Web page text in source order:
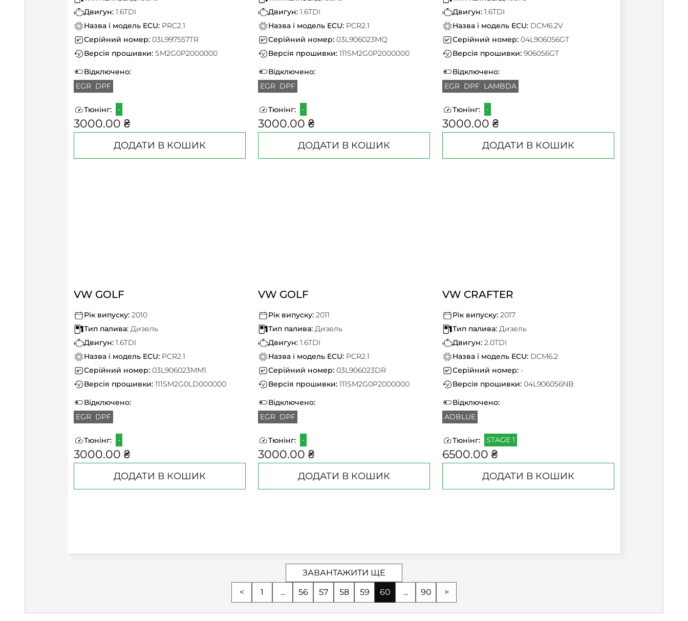
Двигун: 1.6TDI
Назва і модель ECU: PRC2.1
Серійний номер: 03L997557TR
Версія прошивки: SM2G0P2000000
Відключено:
EGR DPF
Тюнінг: -
3000.00 ₴
ДОДАТИ В КОШИК
Двигун: 1.6TDI
Назва і модель ECU: PCR2.1
Серійний номер: 03L906023MQ
Версія прошивки: 111SM2G0P2000000
Відключено:
EGR DPF
Тюнінг: -
3000.00 ₴
ДОДАТИ В КОШИК
Двигун: 1.6TDI
Назва і модель ECU: DCM6.2V
Серійний номер: 04L906056GT
Версія прошивки: 906056GT
Відключено:
EGR DPF LAMBDA
Тюнінг: -
3000.00 ₴
ДОДАТИ В КОШИК
VW GOLF
Рік випуску: 2010
Тип палива: Дизель
Двигун: 1.6TDI
Назва і модель ECU: PCR2.1
Серійний номер: 03L906023MM1
Версія прошивки: 111SM2G0LD000000
Відключено:
EGR DPF
Тюнінг: -
3000.00 ₴
ДОДАТИ В КОШИК
VW GOLF
Рік випуску: 2011
Тип палива: Дизель
Двигун: 1.6TDI
Назва і модель ECU: PCR2.1
Серійний номер: 03L906023DR
Версія прошивки: 111SM2G0P2000000
Відключено:
EGR DPF
Тюнінг: -
3000.00 ₴
ДОДАТИ В КОШИК
VW CRAFTER
Рік випуску: 2017
Тип палива: Дизель
Двигун: 2.0TDI
Назва і модель ECU: DCM6.2
Серійний номер: -
Версія прошивки: 04L906056NB
Відключено:
ADBLUE
Тюнінг: STAGE 1
6500.00 ₴
ДОДАТИ В КОШИК
ЗАВАНТАЖИТИ ЩЕ
<
1 ... 56 57 58 59 60 ... 90 >